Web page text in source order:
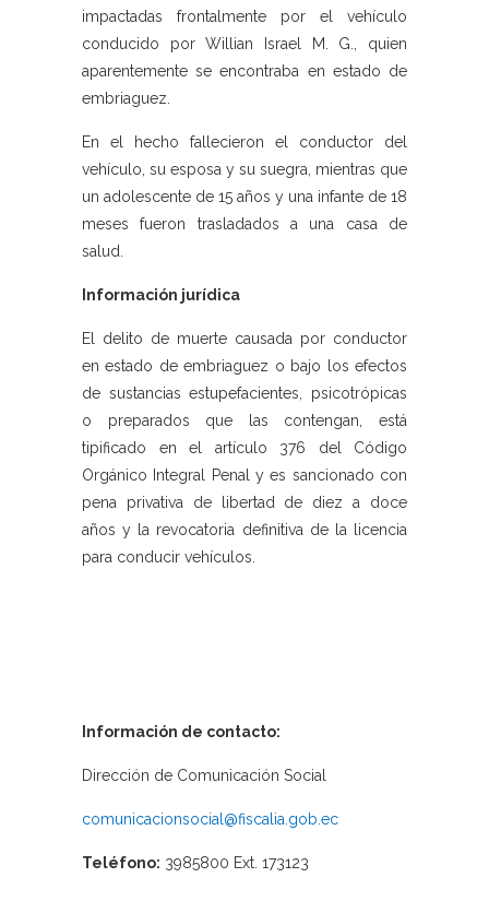
impactadas frontalmente por el vehículo
conducido por Willian Israel M. G., quien
aparentemente se encontraba en estado de
embriaguez.
En el hecho fallecieron el conductor del
vehículo, su esposa y su suegra, mientras que
un adolescente de 15 años y una infante de 18
meses fueron trasladados a una casa de
salud.
Información jurídica
El delito de muerte causada por conductor
en estado de embriaguez o bajo los efectos
de sustancias estupefacientes, psicotrópicas
o preparados que las contengan, está
tipificado en el artículo 376 del Código
Orgánico Integral Penal y es sancionado con
pena privativa de libertad de diez a doce
años y la revocatoria definitiva de la licencia
para conducir vehículos.
Información de contacto:
Dirección de Comunicación Social
comunicacionsocial@fiscalia.gob.ec
Teléfono: 3985800 Ext. 173123